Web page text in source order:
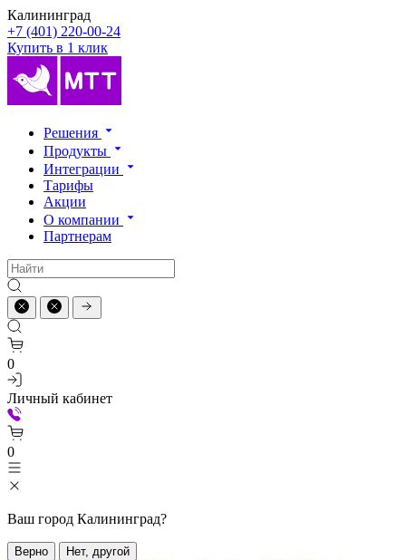
Калининград
+7 (401) 220-00-24
Купить в 1 клик
Решения
Продукты
Интеграции
Тарифы
Акции
О компании
Партнерам
0
Личный кабинет
0
Ваш город Калининград?
Верно Нет, другой